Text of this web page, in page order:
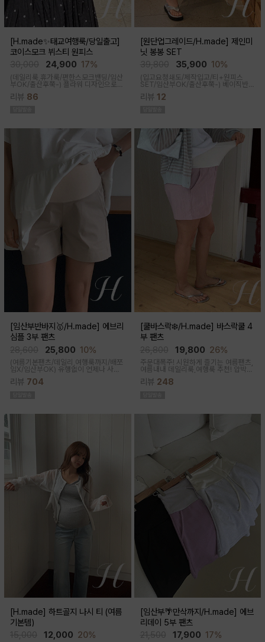
[H.made✨태교여행룩/당일출고]
코이스모크 뷔스티 원피스
24,900 17%
(데일리룩,휴가룩/편한스모크밴딩/임산
부OK/출산후쭉-) 플라워 디자인으로
여성스러워 소장욕구를 업시켜주는 뷔
스티에 원피스랍니다
리뷰 86
[원단업그레이드/H.made] 제인미
닛 봉봉 SET
35,900 10%
(입고요청쇄도/제작입고/티+원피스
SET/임산부OK/출산후쭉-) 베이직반팔
과 나시 원피스 세트 구성으로 가성비세
트로 탄탄한 코튼원단으로 부드럽고 내
리뷰 12
[임산부반바지🥇/H.made] 에브리
심플 3부 팬츠
25,800 10%
(여름기본팬츠/데일리,여행룩까지/배쪼
임X/임산부OK) 유행없이 언제나 사랑
받는 BASIC! 심플하고 베이직한 디자
인이라유행 걱정 없이 매 시즌마다꺼내
리뷰 704
[쿨바스락❄️/H.made] 바스락쿨 4
부 팬츠
19,800 26%
주문대폭주! 시원하게 즐기는 여름팬츠,
여름내내 데일리룩,여행룩 추천! 압박없
이 편안한 임부복대, 캐쥬얼한 무드의 편
안한 팬츠에요!바스락거리는 매끈한 원
리뷰 248
[H.made] 하트골지 나시 티 (여름
기본템)
12,000 20%
[임산부🌴만삭까지/H.made] 에브
리데이 5부 팬츠
17,900 17%